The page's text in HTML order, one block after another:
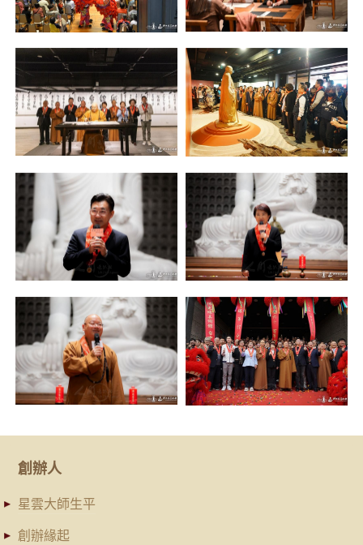
創辦人
星雲大師生平
創辦緣起